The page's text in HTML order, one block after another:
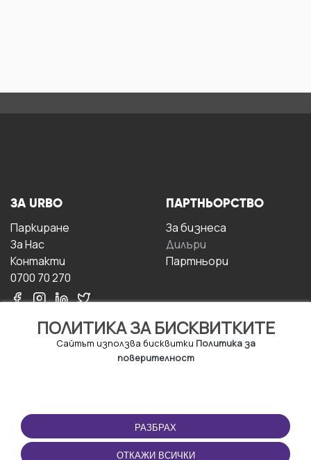
ПОЛИТИКА ЗА БИСКВИТКИТЕ
Сайтът използва бисквитки Политика за
поверителност
РАЗБРАХ
ОТКАЖИ ВСИЧКИ
ЗА URBO
Паркиране
За Hас
Контакти
0700 70 270
ПАРТНЬОРСТВО
За бизнесa
Дилъри
Партньори
ПОЛЗВАНЕ
Правила и условия за
ползване
ПРИЛОЖЕНИЕТО